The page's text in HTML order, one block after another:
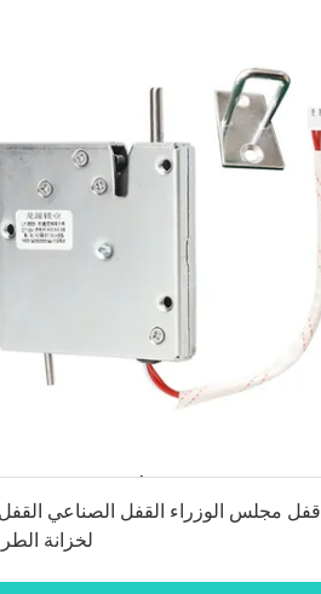
قفل مجلس الوزراء القفل الصناعي القفل
لخزانة